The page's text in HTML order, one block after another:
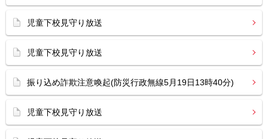
児童下校見守り放送
児童下校見守り放送
振り込め詐欺注意喚起(防災行政無線5月19日13時40分)
児童下校見守り放送